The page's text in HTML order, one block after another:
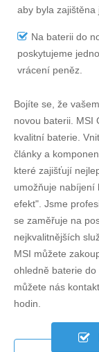
aby byla zajištěna
Na baterii do
poskytujeme
vrácení peněz.
Bojíte se, že
novou baterii. MSI
kvalitní baterie.
články a
které zajišťují
umožňuje nabíjení
efekt". Jsme
se zaměřuje na
nejkvalitnějších
MSI můžete
ohledně baterie do
můžete nás
hodin.